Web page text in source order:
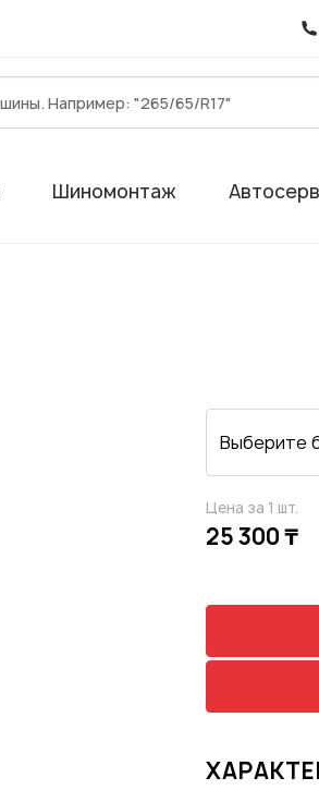
Шиномонтаж
Выберите
Цена за 1 шт.
25 300 ₸